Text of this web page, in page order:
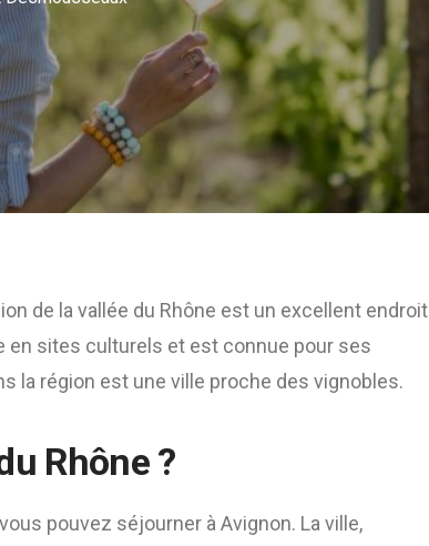
de la vallée du Rhône est un excellent endroit
en sites culturels et est connue pour ses
la région est une ville proche des vignobles.
Rhône ?
pouvez séjourner à Avignon. La ville,